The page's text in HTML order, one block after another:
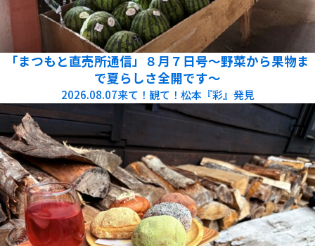
「まつもと直売所通信」８月７日号～野菜から果物ま
で夏らしさ全開です～
2026.08.07来て！観て！松本『彩』発見